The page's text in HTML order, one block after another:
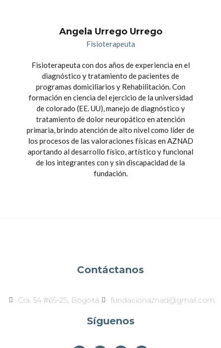
Angela Urrego Urrego
Fisioterapeuta
Fisioterapeuta con dos años de experiencia en el
diagnóstico y tratamiento de pacientes de
programas domiciliarios y Rehabilitación. Con
formación en ciencia del ejercicio de la universidad
de colorado (EE. UU), manejo de diagnóstico y
tratamiento de dolor neuropático en atención
primaria, brindo atención de alto nivel como líder de
los procesos de las valoraciones físicas en AZNAD
aportando al desarrollo físico, artístico y funcional
de los integrantes con y sin discapacidad de la
fundación.
Contáctanos
Cra. 54 #65-25, Bogotá​ fundacionaznad@gmail.com
Síguenos